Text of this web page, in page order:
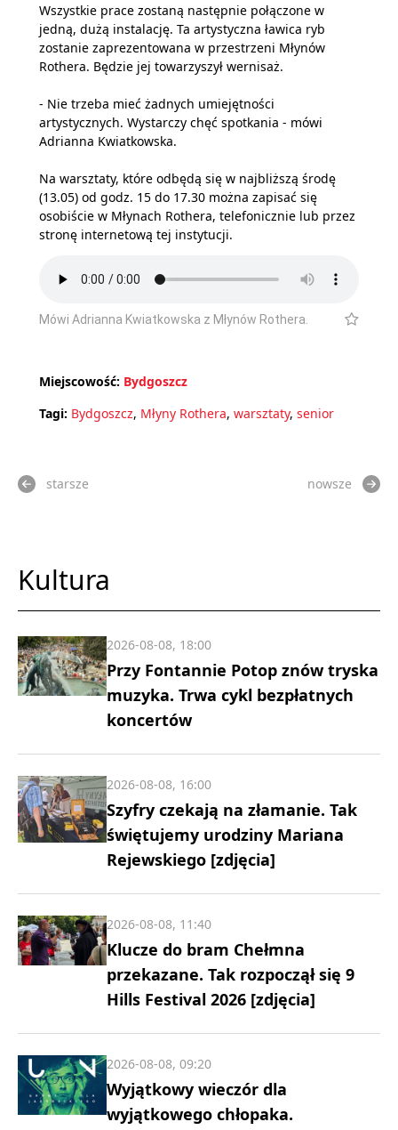
Wszystkie prace zostaną następnie połączone w
jedną, dużą instalację. Ta artystyczna ławica ryb
zostanie zaprezentowana w przestrzeni Młynów
Rothera. Będzie jej towarzyszył wernisaż.
- Nie trzeba mieć żadnych umiejętności
artystycznych. Wystarczy chęć spotkania - mówi
Adrianna Kwiatkowska.
Na warsztaty, które odbędą się w najbliższą środę
(13.05) od godz. 15 do 17.30 można zapisać się
osobiście w Młynach Rothera, telefonicznie lub przez
stronę internetową tej instytucji.
Mówi Adrianna Kwiatkowska z Młynów Rothera.
Miejscowość: Bydgoszcz
Tagi: Bydgoszcz, Młyny Rothera, warsztaty, senior
starsze nowsze
Kultura
Przy Fontannie Potop znów tryska
muzyka. Trwa cykl bezpłatnych
koncertów
2026-08-08, 18:00
Szyfry czekają na złamanie. Tak
świętujemy urodziny Mariana
Rejewskiego [zdjęcia]
2026-08-08, 16:00
Klucze do bram Chełmna
przekazane. Tak rozpoczął się 9
Hills Festival 2026 [zdjęcia]
2026-08-08, 11:40
Wyjątkowy wieczór dla
wyjątkowego chłopaka.
2026-08-08, 09:20